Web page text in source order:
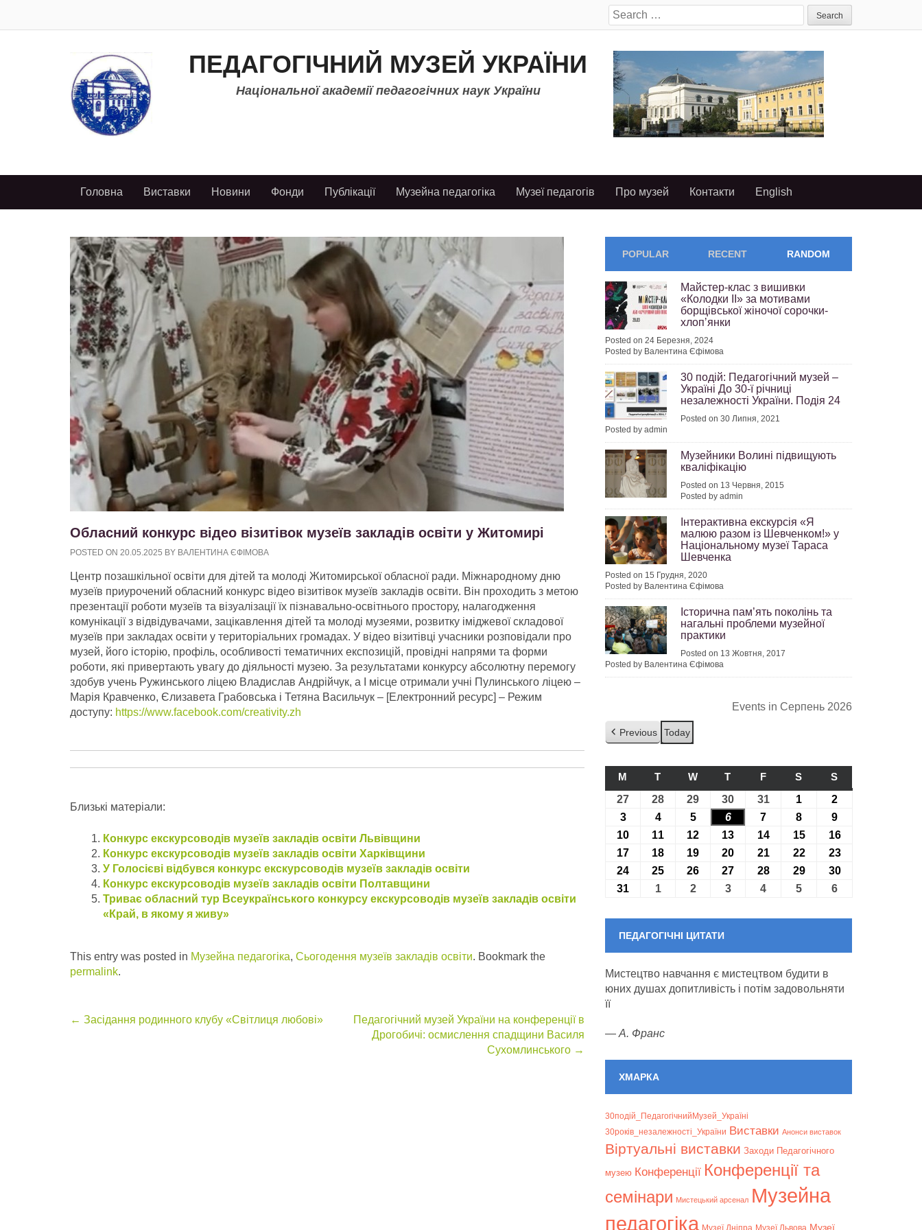
Search
for:
ПЕДАГОГІЧНИЙ МУЗЕЙ УКРАЇНИ
Національної академії педагогічних наук України
Головна Виставки Новини Фонди Публікації Музейна педагогіка Музеї педагогів Про музей Контакти English
Обласний конкурс відео візитівок музеїв закладів освіти у Житомирі
POSTED ON 20.05.2025 BY ВАЛЕНТИНА ЄФІМОВА
Центр позашкільної освіти для дітей та молоді Житомирської обласної ради. Міжнародному дню
музеїв приурочений обласний конкурс відео візитівок музеїв закладів освіти. Він проходить з метою
презентації роботи музеїв та візуалізації їх пізнавально-освітнього простору, налагодження
комунікації з відвідувачами, зацікавлення дітей та молоді музеями, розвитку іміджевої складової
музеїв при закладах освіти у територіальних громадах. У відео візитівці учасники розповідали про
музей, його історію, профіль, особливості тематичних експозицій, провідні напрями та форми
роботи, які привертають увагу до діяльності музею. За результатами конкурсу абсолютну перемогу
здобув учень Ружинського ліцею Владислав Андрійчук, а І місце отримали учні Пулинського ліцею –
Марія Кравченко, Єлизавета Грабовська і Тетяна Васильчук – [Електронний ресурс] – Режим
доступу: https://www.facebook.com/creativity.zh
Близькі матеріали:
Конкурс екскурсоводів музеїв закладів освіти Львівщини
Конкурс екскурсоводів музеїв закладів освіти Харківщини
У Голосієві відбувся конкурс екскурсоводів музеїв закладів освіти
Конкурс екскурсоводів музеїв закладів освіти Полтавщини
Триває обласний тур Всеукраїнського конкурсу екскурсоводів музеїв закладів освіти
«Край, в якому я живу»
This entry was posted in Музейна педагогіка, Сьогодення музеїв закладів освіти. Bookmark the
permalink.
Post
← Засідання родинного клубу «Світлиця любові»
Педагогічний музей України на конференції в
Дрогобичі: осмислення спадщини Василя
Сухомлинського →
POPULAR RECENT RANDOM
Майстер-клас з вишивки
«Колодки ІІ» за мотивами
борщівської жіночої сорочки-
хлопʼянки
Posted on 24 Березня, 2024
Posted by Валентина Єфімова
30 подій: Педагогічний музей –
Україні До 30-ї річниці
незалежності України. Подія 24
Posted on 30 Липня, 2021
Posted by admin
Музейники Волині підвищують
кваліфікацію
Posted on 13 Червня, 2015
Posted by admin
Інтерактивна екскурсія «Я
малюю разом із Шевченком!» у
Національному музеї Тараса
Шевченка
Posted on 15 Грудня, 2020
Posted by Валентина Єфімова
Історична пам’ять поколінь та
нагальні проблеми музейної
практики
Posted on 13 Жовтня, 2017
Posted by Валентина Єфімова
Events in Серпень 2026
Previous Today
M ПОНЕДІЛОК
T ВІВТОРОК
WСЕРЕДА
T ЧЕТВЕР
FП’ЯТНИЦЯ
S СУБОТА
S
27 27.07.2026
28 28.07.2026
29 29.07.2026
30 30.07.2026
3131.07.2026
1 01.08.2026
2
303.08.2026
404.08.2026
505.08.2026
606.08.2026
7 07.08.2026
8 08.08.2026
9
10 10.08.2026
11 11.08.2026
12 12.08.2026
13 13.08.2026
1414.08.2026
1515.08.2026
1616.08.2026
17 17.08.2026
18 18.08.2026
19 19.08.2026
20 20.08.2026
2121.08.2026
2222.08.2026
2323.08.2026
24 24.08.2026
25 25.08.2026
26 26.08.2026
27 27.08.2026
2828.08.2026
2929.08.2026
3030.08.2026
31 31.08.2026
101.09.2026
202.09.2026
303.09.2026
4 04.09.2026
5 05.09.2026
6
ПЕДАГОГІЧНІ ЦИТАТИ
Мистецтво навчання є мистецтвом будити в
юних душах допитливість і потім задовольняти
її
— А. Франс
ХМАРКА
30подій_ПедагогічнийМузей_Україні
30років_незалежності_України Bиставки Анонси виставок
Віртуальні виставки Заходи Педагогічного
музею Конференції Конференції та
семінари Мистецький арсенал Музейна
педагогіка Музеї Дніпра Музеї Львова Музеї